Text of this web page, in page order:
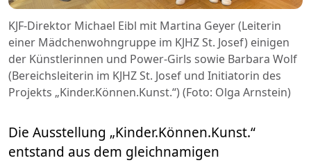
KJF-Direktor Michael Eibl mit Martina Geyer (Leiterin
einer Mädchenwohngruppe im KJHZ St. Josef) einigen
der Künstlerinnen und Power-Girls sowie Barbara Wolf
(Bereichsleiterin im KJHZ St. Josef und Initiatorin des
Projekts „Kinder.Können.Kunst.“) (Foto: Olga Arnstein)
Die Ausstellung „Kinder.Können.Kunst.“
entstand aus dem gleichnamigen